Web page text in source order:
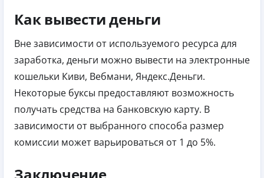
Как вывести деньги
Вне зависимости от используемого ресурса для
заработка, деньги можно вывести на электронные
кошельки Киви, Вебмани, Яндекс.Деньги.
Некоторые буксы предоставляют возможность
получать средства на банковскую карту. В
зависимости от выбранного способа размер
комиссии может варьироваться от 1 до 5%.
Заключение